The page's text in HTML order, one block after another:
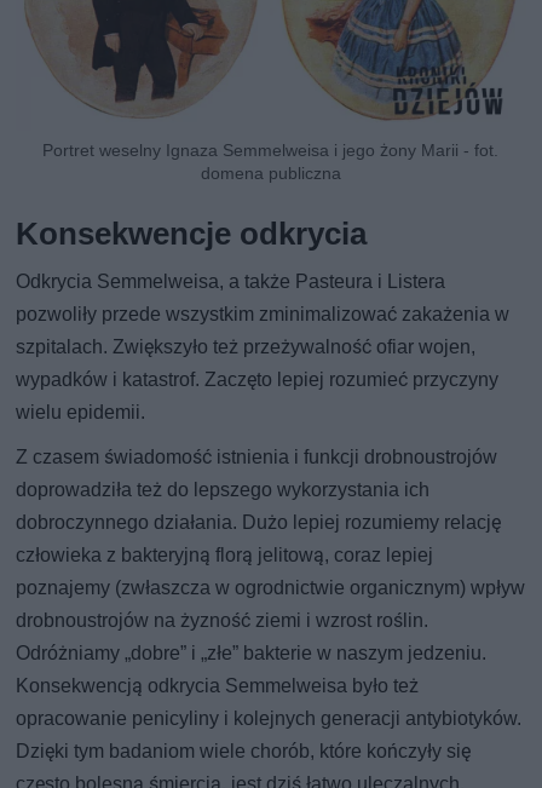
Portret weselny Ignaza Semmelweisa i jego żony Marii - fot.
domena publiczna
Konsekwencje odkrycia
Odkrycia Semmelweisa, a także Pasteura i Listera
pozwoliły przede wszystkim zminimalizować zakażenia w
szpitalach. Zwiększyło też przeżywalność ofiar wojen,
wypadków i katastrof. Zaczęto lepiej rozumieć przyczyny
wielu epidemii.
Z czasem świadomość istnienia i funkcji drobnoustrojów
doprowadziła też do lepszego wykorzystania ich
dobroczynnego działania. Dużo lepiej rozumiemy relację
człowieka z bakteryjną florą jelitową, coraz lepiej
poznajemy (zwłaszcza w ogrodnictwie organicznym) wpływ
drobnoustrojów na żyzność ziemi i wzrost roślin.
Odróżniamy „dobre” i „złe” bakterie w naszym jedzeniu.
Konsekwencją odkrycia Semmelweisa było też
opracowanie penicyliny i kolejnych generacji antybiotyków.
Dzięki tym badaniom wiele chorób, które kończyły się